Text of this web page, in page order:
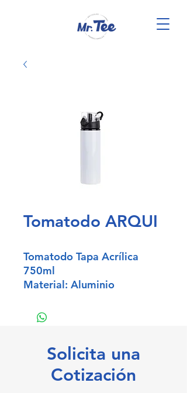
Tomatodo ARQUI
Tomatodo Tapa Acrílica
750ml
Material: Aluminio
Solicita una
Cotización